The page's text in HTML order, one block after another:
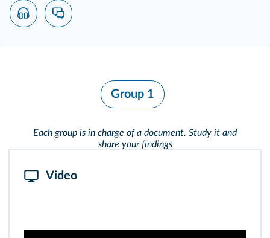
Group 1
Each group is in charge of a document. Study it and
share your findings
Video